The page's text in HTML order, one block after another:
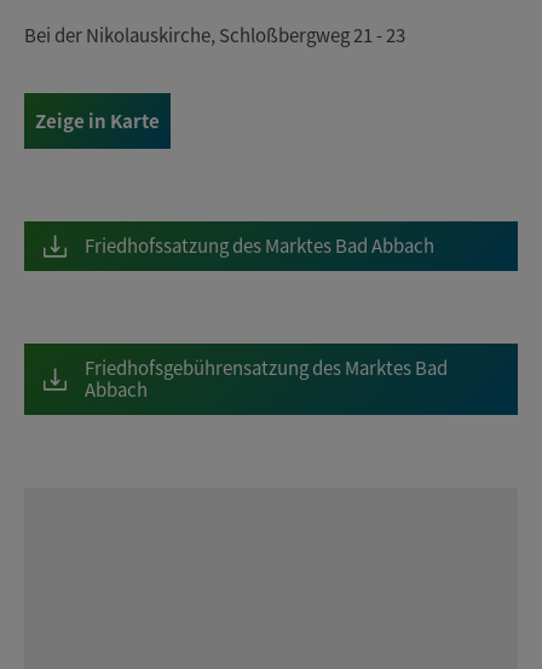
Bei der Nikolauskirche, Schloßbergweg 21 - 23
Zeige in Karte
Friedhofssatzung des Marktes Bad Abbach
Friedhofsgebührensatzung des Marktes Bad
Abbach